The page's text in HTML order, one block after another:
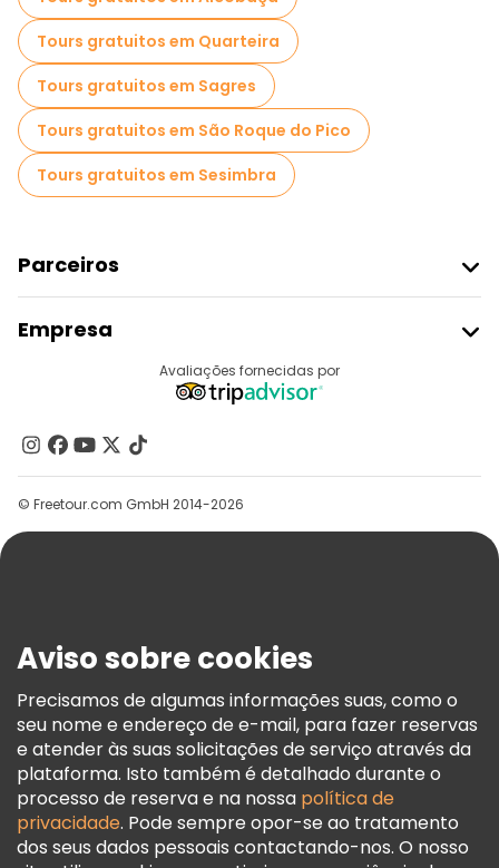
Passeios gastronômicos em Lisboa
Passeios gratuitos perto Commerce Square
Passeios gratuitos perto Santa Justa Lift
Passeios gratuitos perto Lisbon Cathedral
Tours gratuitos em Quarteira
Tours gratuitos em Sagres
Tours gratuitos em São Roque do Pico
Tours gratuitos em Sesimbra
Parceiros
Registo Do Fornecedor
Programa De Afiliados
Empresa
Contacte-Nos
Grupos
Ajuda
Termos E Informações Legais
Política De Cookies
Freetour Prémios
Programa De Fidelidade
Avaliações fornecidas por
© Freetour.com GmbH 2014-2026
Aviso sobre cookies
Precisamos de algumas informações suas, como o
seu nome e endereço de e-mail, para fazer reservas
e atender às suas solicitações de serviço através da
plataforma. Isto também é detalhado durante o
processo de reserva e na nossa política de
privacidade. Pode sempre opor-se ao tratamento
dos seus dados pessoais contactando-nos. O nosso